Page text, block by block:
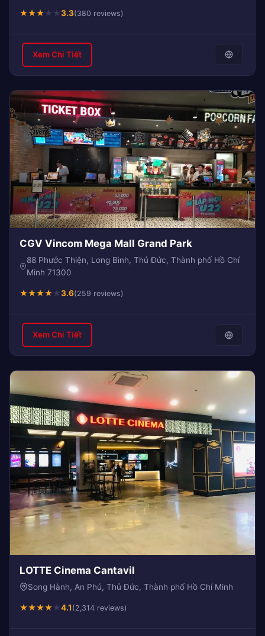
★★★★ ★3.3(380 reviews)
Xem Chi Tiết
CGV Vincom Mega Mall Grand Park
88 Phước Thiện, Long Bình, Thủ Đức, Thành phố Hồ Chí
Minh 71300
★★★★★3.6(259 reviews)
Xem Chi Tiết
LOTTE Cinema Cantavil
Song Hành, An Phú, Thủ Đức, Thành phố Hồ Chí Minh
★★★★★4.1 (2,314 reviews)